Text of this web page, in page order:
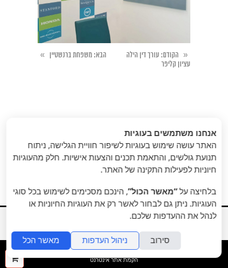
« הקודם: עורך דין הילה
עציון קליפר
הבא: משפחת ברנשטיין »
primeboard פרייםבורד כול הזכויות שמורות 2014
folyou
הקמת אתר אינטרנט
אנחנו משתמשים בעוגיות
האתר עושה שימוש בעוגיות לשיפור חוויית הגלישה, ניתוח
תנועת גולשים, והתאמת תכנים והצעות אישיות. חלק מהעוגיות
חיוניות לפעילות התקינה של האתר.
בלחיצה על“מאשר הכול”, הינכם מסכימים לשימוש בכל סוגי
העוגיות. ניתן גם לבחור לאשר רק את העוגיות החיוניות או
לנהל את ההעדפות שלכם.
סירוב ניהול העדפות מאשר הכל